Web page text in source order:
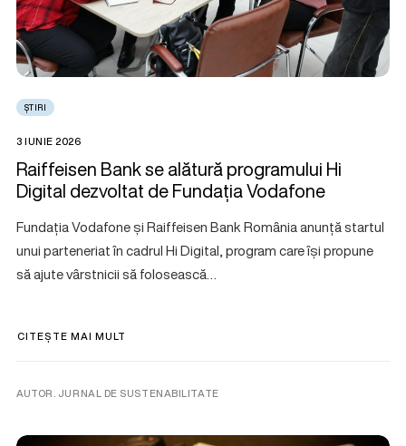
ȘTIRI
3 IUNIE 2026
Raiffeisen Bank se alătură programului Hi
Digital dezvoltat de Fundația Vodafone
Fundația Vodafone și Raiffeisen Bank România anunță startul
unui parteneriat în cadrul Hi Digital, program care își propune
să ajute vârstnicii să folosească…
CITEȘTE MAI MULT
AUTOR. JURNAL DE SUSTENABILITATE